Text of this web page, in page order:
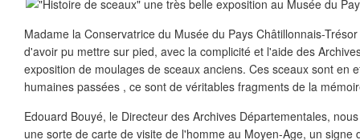
Madame la Conservatrice du Musée du Pays Châtillonnais-
d'avoir pu mettre sur pied, avec la complicité et l'aide des
exposition de moulages de sceaux anciens. Ces sceaux sont en
humaines passées , ce sont de véritables fragments de la
Edouard Bouyé, le Directeur des Archives Départementales,
une sorte de carte de visite de l'homme au Moyen-Age, un signe